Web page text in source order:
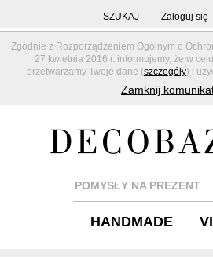
Zgodnie z Rozporządzeniem Ogólnym o
27 kwietnia 2016 r. informujemy, że w
przetwarzamy Twoje dane (szczegóły) i
Zamknij
SZUKAJ Zaloguj się
POMYSŁY NA PREZENT
HANDMADE